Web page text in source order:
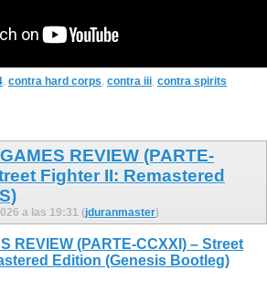
contra hard corps contra iii contra spirits
REVIEW (PARTE-
Fighter II: Remastered
a las 19:31 (jduranmaster)
REVIEW (PARTE-CCXXI) – Street
Edition (Genesis Bootleg)